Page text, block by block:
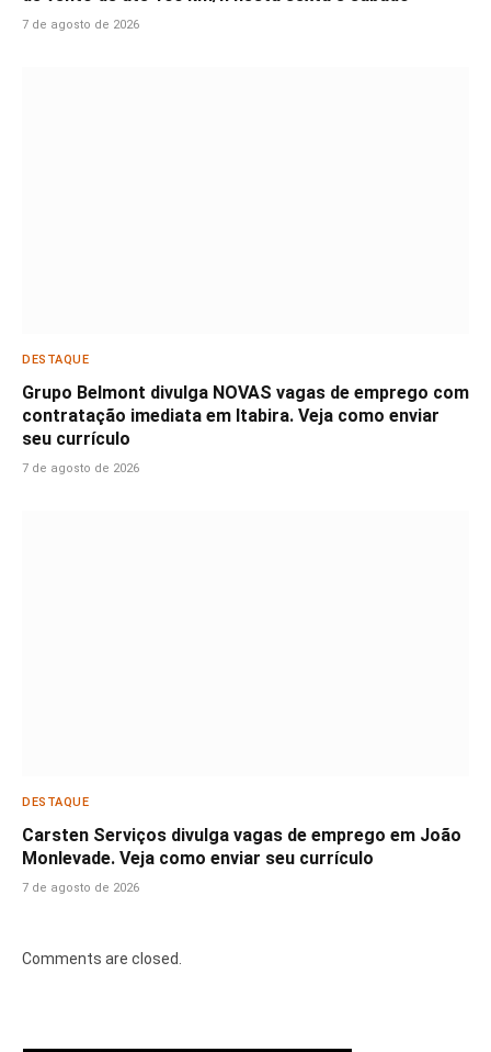
7 de agosto de 2026
DESTAQUE
Grupo Belmont divulga NOVAS vagas de emprego com
contratação imediata em Itabira. Veja como enviar
seu currículo
7 de agosto de 2026
DESTAQUE
Carsten Serviços divulga vagas de emprego em João
Monlevade. Veja como enviar seu currículo
7 de agosto de 2026
Comments are closed.